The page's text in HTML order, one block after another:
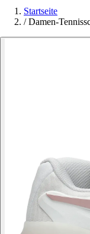
Startseite
/ Damen-